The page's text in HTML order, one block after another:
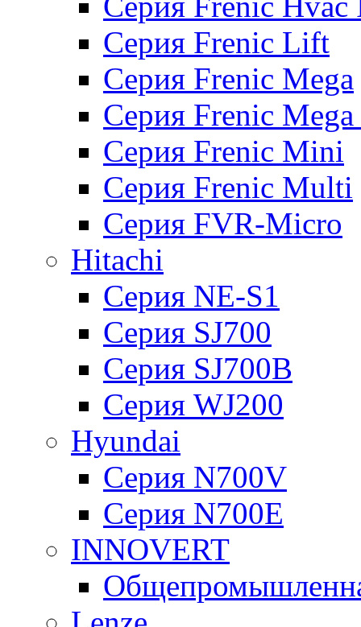
Серия Frenic Lift
Серия Frenic Mega
Серия Frenic Mega
Серия Frenic Mini
Серия Frenic Multi
Серия FVR-Micro
Hitachi
Серия NE-S1
Серия SJ700
Серия SJ700B
Серия WJ200
Hyundai
Серия N700V
Серия N700Е
INNOVERT